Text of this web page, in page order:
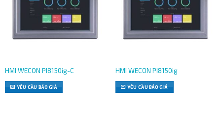
HMI WECON PI8150ig-C
YÊU CẦU BÁO GIÁ
HMI WECON PI8150ig
YÊU CẦU BÁO GIÁ